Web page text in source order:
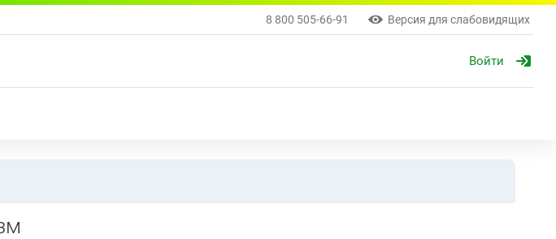
8 800 505-66-91 Версия для слабовидящих
Войти